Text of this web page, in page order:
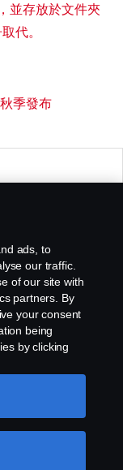
並存放於文件夾
代。
季發布
ads, to
our traffic.
of our site with
partners. By
your consent
being
by clicking
of how we
which you